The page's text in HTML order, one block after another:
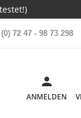
72 47 - 98 73 298
ANMELDEN